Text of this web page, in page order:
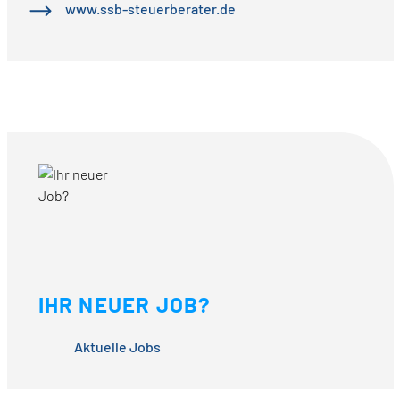
www.ssb-steuerberater.de
IHR NEUER JOB?
Aktuelle Jobs